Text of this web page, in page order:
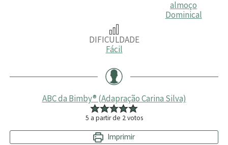
almoço
Dominical
DIFICULDADE
Fácil
ABC da Bimby® (Adapração Carina Silva)
5 a partir de 2votos
Imprimir